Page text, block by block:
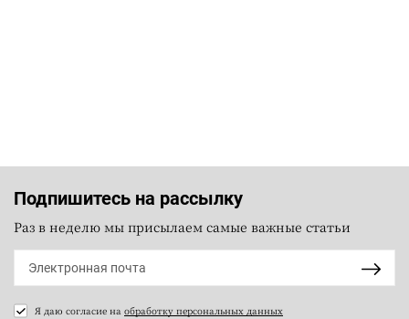
Подпишитесь на рассылку
Раз в неделю мы присылаем самые важные статьи
Я даю согласие на обработку персональных данных